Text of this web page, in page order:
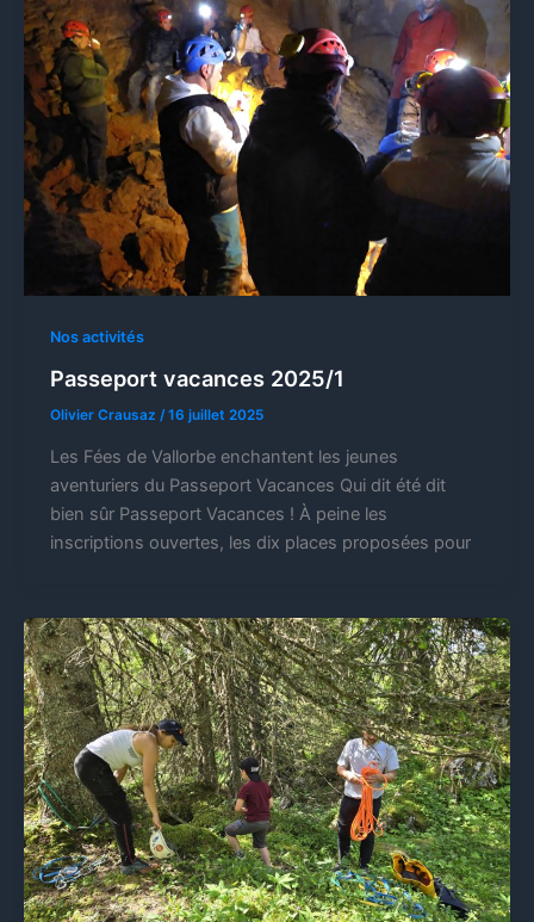
Nos activités
Passeport vacances 2025/1
Olivier Crausaz /16 juillet 2025
Les Fées de Vallorbe enchantent les jeunes
aventuriers du Passeport Vacances Qui dit été dit
bien sûr Passeport Vacances ! À peine les
inscriptions ouvertes, les dix places proposées pour